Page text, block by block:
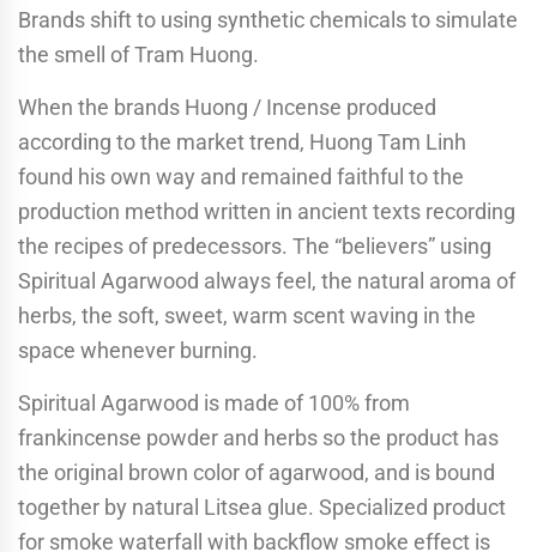
Brands shift to using synthetic chemicals to simulate
the smell of Tram Huong.
When the brands Huong / Incense produced
according to the market trend, Huong Tam Linh
found his own way and remained faithful to the
production method written in ancient texts recording
the recipes of predecessors. The “believers” using
Spiritual Agarwood always feel, the natural aroma of
herbs, the soft, sweet, warm scent waving in the
space whenever burning.
Spiritual Agarwood is made of 100% from
frankincense powder and herbs so the product has
the original brown color of agarwood, and is bound
together by natural Litsea glue. Specialized product
for smoke waterfall with backflow smoke effect is